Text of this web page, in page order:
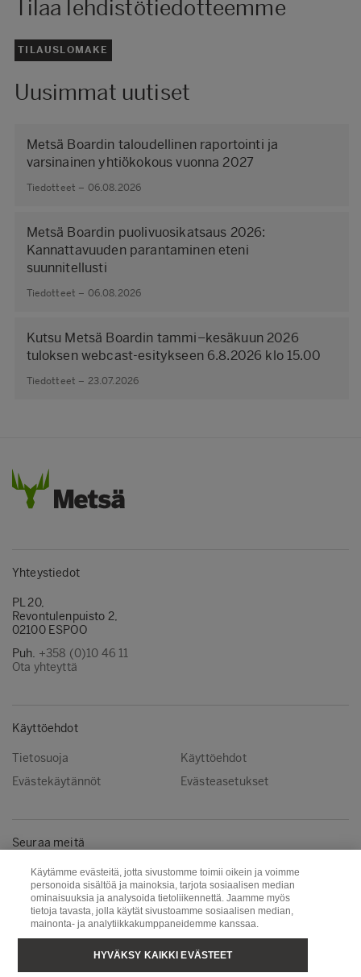
Tilaa lehdistötiedotteemme
TILAUSLOMAKE
Uusimmat uutiset
Metsä Boardin taloudellinen raportointi ja
varsinainen yhtiökokous vuonna 2027
Tiedotteet – 06.08.2026
Metsä Boardin puolivuosikatsaus 2026:
Kannattavuuden parantaminen eteni
suunnitellusti
Tiedotteet – 06.08.2026
Kutsu Metsä Boardin tammi–kesäkuun 2026
tuloksen webcast-esitykseen 6.8.2026 klo 15.00
Tiedotteet – 23.07.2026
Yhteystiedot
PL 20,
Revontulenpuisto 2,
02100 ESPOO
Puh. +358 (0)10 46 11
Ota yhteyttä
Käyttöehdot
Tietosuoja
Käyttöehdot
Evästekäytännöt
Evästeasetukset
Seuraa meitä
Instagram
LinkedIn
YouTube
Puunhankinta
Käytämme evästeitä, jotta sivustomme toimii oikein ja voimme
personoida sisältöä ja mainoksia, tarjota sosiaalisen median
ominaisuuksia ja analysoida tietoliikennettä. Jaamme myös
tietoja tavasta, jolla käytät sivustoamme sosiaalisen median,
mainonta- ja analytiikkakumppaneidemme kanssaa.
HYVÄKSY KAIKKI EVÄSTEET